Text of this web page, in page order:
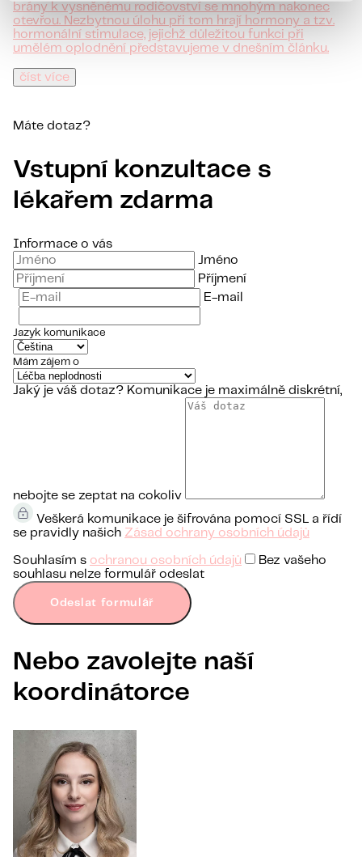
brány k vysněnému rodičovství se mnohým nakonec
otevřou. Nezbytnou úlohu při tom hrají hormony a tzv.
hormonální stimulace, jejichž důležitou funkci při
umělém oplodnění představujeme v dnešním článku.
číst více
Máte dotaz?
Vstupní konzultace s
lékařem zdarma
Informace o vás
Jméno
Příjmení
E-mail
Jazyk komunikace
Mám zájem o
Jaký je váš dotaz? Komunikace je maximálně diskrétní,
nebojte se zeptat na cokoliv
Veškerá komunikace je šifrována pomocí SSL a řídí
se pravidly našich Zásad ochrany osobních údajů
Souhlasím s ochranou osobních údajů
Bez vašeho
souhlasu nelze formulář odeslat
Odeslat formulář
Nebo zavolejte naší
koordinátorce